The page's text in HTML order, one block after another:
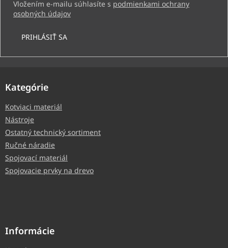
Vložením e-mailu súhlasíte s podmienkami ochrany
osobných údajov
PRIHLÁSIŤ SA
Kategórie
Kotviaci materiál
Nástroje
Ostatný technický sortiment
Ručné náradie
Spojovací materiál
Spojovacie prvky na drevo
Informácie